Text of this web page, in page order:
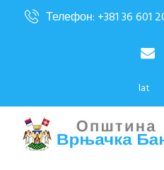
Телефон: +381 36 601
lat